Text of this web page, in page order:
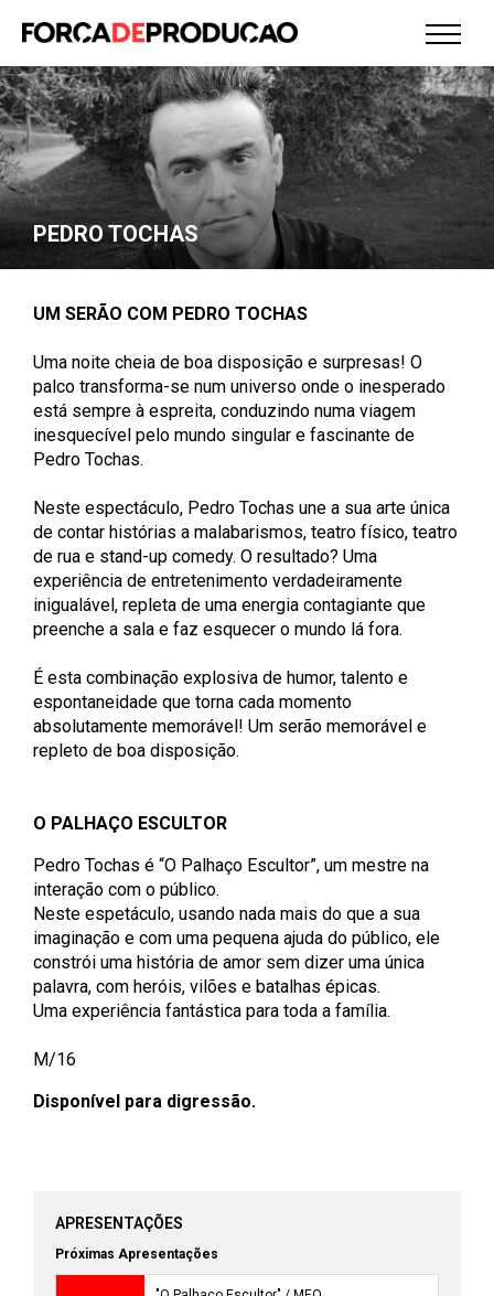
PEDRO TOCHAS
UM SERÃO COM PEDRO TOCHAS
Uma noite cheia de boa disposição e surpresas! O
palco transforma-se num universo onde o inesperado
está sempre à espreita, conduzindo numa viagem
inesquecível pelo mundo singular e fascinante de
Pedro Tochas.
Neste espectáculo, Pedro Tochas une a sua arte única
de contar histórias a malabarismos, teatro físico, teatro
de rua e stand-up comedy. O resultado? Uma
experiência de entretenimento verdadeiramente
inigualável, repleta de uma energia contagiante que
preenche a sala e faz esquecer o mundo lá fora.
É esta combinação explosiva de humor, talento e
espontaneidade que torna cada momento
absolutamente memorável! Um serão memorável e
repleto de boa disposição.
O PALHAÇO ESCULTOR
Pedro Tochas é “O Palhaço Escultor”, um mestre na
interação com o público.
Neste espetáculo, usando nada mais do que a sua
imaginação e com uma pequena ajuda do público, ele
constrói uma história de amor sem dizer uma única
palavra, com heróis, vilões e batalhas épicas.
Uma experiência fantástica para toda a família.
M/16
Disponível para digressão.
APRESENTAÇÕES
Próximas Apresentações